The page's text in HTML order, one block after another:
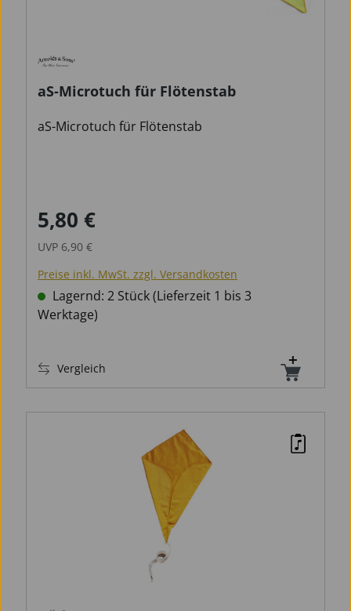
aS-Microtuch für Flötenstab
aS-Microtuch für Flötenstab
Verkaufspreis:
5,80 €
UVP 6,90 €
Preise inkl. MwSt. zzgl. Versandkosten
Lagernd: 2 Stück (Lieferzeit 1 bis 3
Werktage)
Vergleich